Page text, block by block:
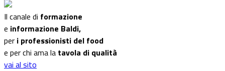
Il canale di formazione
e informazione Baldi,
per i professionisti del food
e per chi ama la tavola di qualità
vai al sito